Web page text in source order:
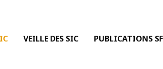
LA COMMUNICATION
VEILLE DES SIC PUBLICATIONS